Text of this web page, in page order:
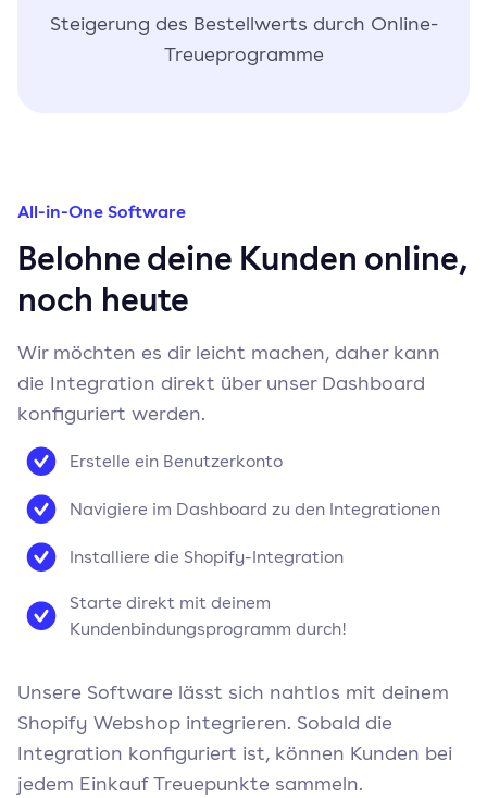
Steigerung des Bestellwerts durch Online-
Treueprogramme
All-in-One Software
Belohne deine Kunden online,
noch heute
Wir möchten es dir leicht machen, daher kann
die Integration direkt über unser Dashboard
konfiguriert werden.
Erstelle ein Benutzerkonto
Navigiere im Dashboard zu den Integrationen
Installiere die Shopify-Integration
Starte direkt mit deinem
Kundenbindungsprogramm durch!
Unsere Software lässt sich nahtlos mit deinem
Shopify Webshop integrieren. Sobald die
Integration konfiguriert ist, können Kunden bei
jedem Einkauf Treuepunkte sammeln.